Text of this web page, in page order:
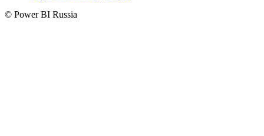
© Power BI Russia